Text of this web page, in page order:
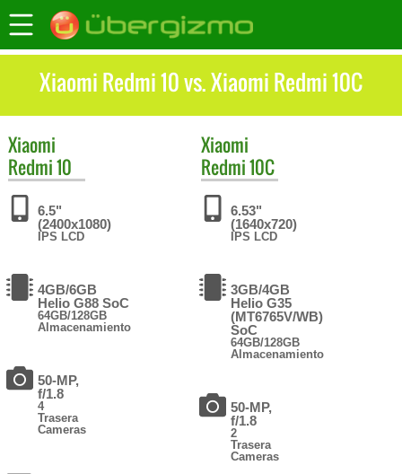
Xiaomi Redmi 10 vs. Xiaomi Redmi 10C
Xiaomi
Redmi 10
6.5"
(2400x1080)
IPS LCD
4GB/6GB
Helio G88 SoC
64GB/128GB
Almacenamiento
50-MP,
f/1.8
4
Trasera
Cameras
Xiaomi
Redmi 10C
6.53"
(1640x720)
IPS LCD
3GB/4GB
Helio G35
(MT6765V/WB)
SoC
64GB/128GB
Almacenamiento
50-MP,
f/1.8
2
Trasera
Cameras